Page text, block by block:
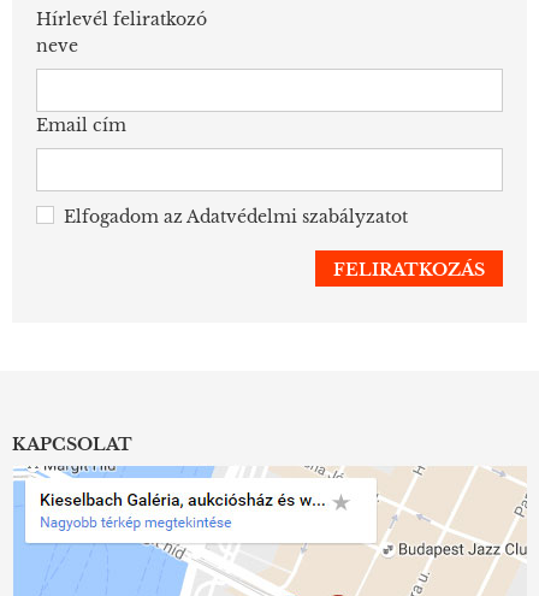
Hírlevél feliratkozó
neve
Email cím
Elfogadom azAdatvédelmi szabályzatot
KAPCSOLAT